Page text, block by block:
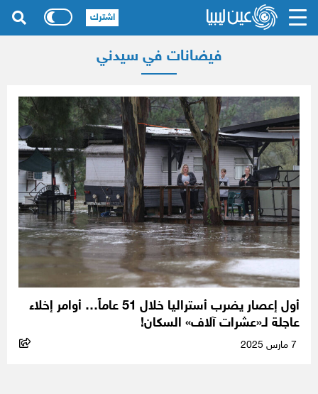
فيضانات في سيدني
أول إعصار يضرب أستراليا خلال 51 عاماً… أوامر إخلاء
عاجلة لـ«عشرات آلاف» السكان!
اشترك